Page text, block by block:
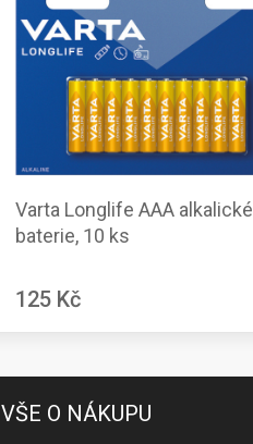
Varta Longlife AAA alkalické
baterie, 10 ks
125 Kč
VŠE O NÁKUPU